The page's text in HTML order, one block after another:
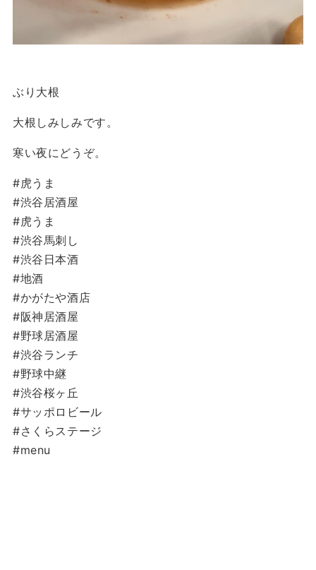
ぶり大根
大根しみしみです。
寒い夜にどうぞ。
#虎うま
#渋谷居酒屋
#虎うま
#渋谷馬刺し
#渋谷日本酒
#地酒
#かがたや酒店
#阪神居酒屋
#野球居酒屋
#渋谷ランチ
#野球中継
#渋谷桜ヶ丘
#サッポロビール
#さくらステージ
#menu